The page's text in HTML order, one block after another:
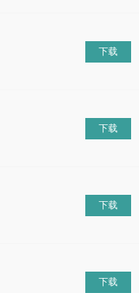
下载
下载
下载
下载